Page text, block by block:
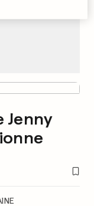
Jenny